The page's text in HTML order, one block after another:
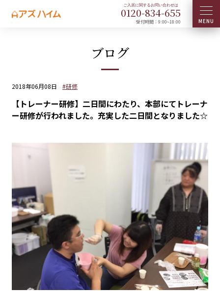
0120-834-655
受付時間：9:00~18:00
ブログ
2018年06月08日 #研修
【トレーナー研修】二日間にわたり、本部にてトレーナ
ー研修が行われました。充実した二日間となりました☆